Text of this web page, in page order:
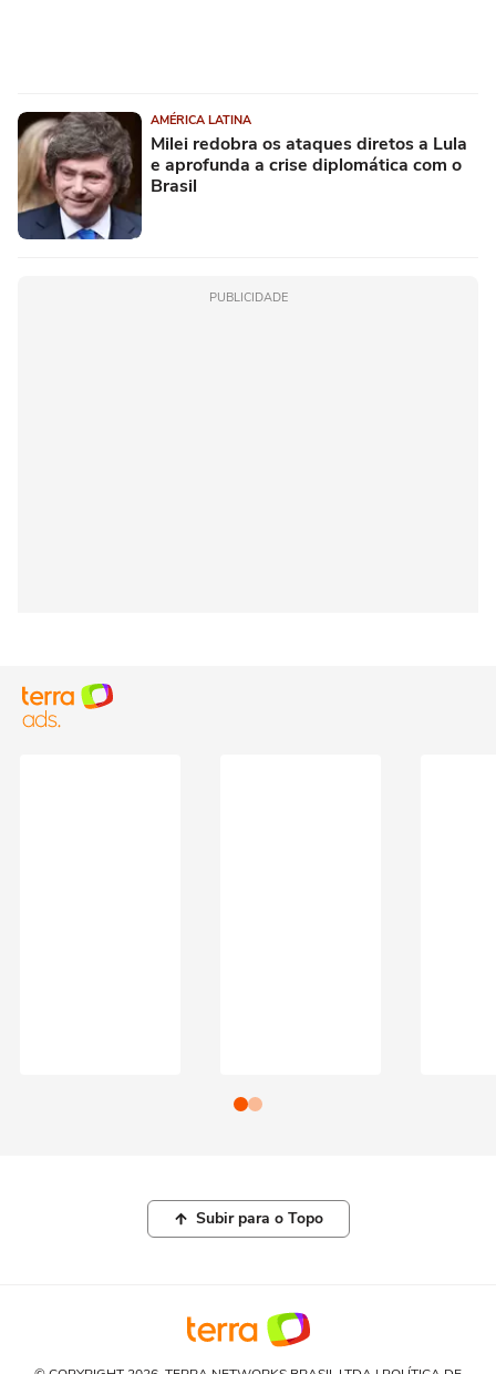
AMÉRICA LATINA
Milei redobra os ataques diretos a Lula
e aprofunda a crise diplomática com o
Brasil
PUBLICIDADE
Subir para o Topo